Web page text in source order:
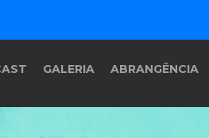
GALERIA ABRANGÊNCIA